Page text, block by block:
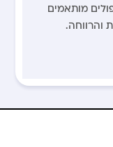
מותאמים
והרווחה.